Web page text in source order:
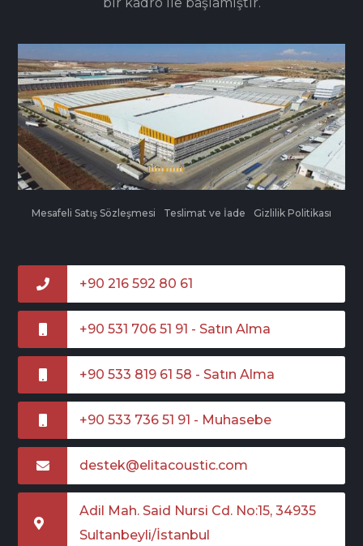
bir kadro ile başlamıştır.
Mesafeli Satış Sözleşmesi Teslimat ve İade Gizlilik Politikası
+90 216 592 80 61
+90 531 706 51 91 - Satın Alma
+90 533 819 61 58 - Satın Alma
+90 533 736 51 91 - Muhasebe
destek@elitacoustic.com
Adil Mah. Said Nursi Cd. No:15, 34935
Sultanbeyli/İstanbul